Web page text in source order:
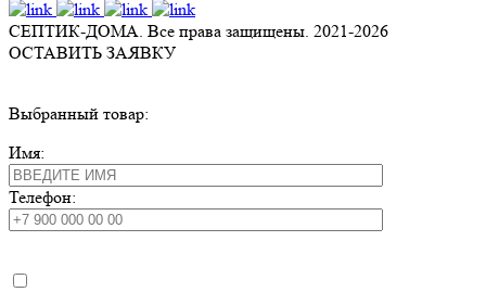
СЕПТИК-ДОМА. Все права защищены. 2021-2026
ОСТАВИТЬ ЗАЯВКУ
Выбранный товар:
Имя:
Телефон: